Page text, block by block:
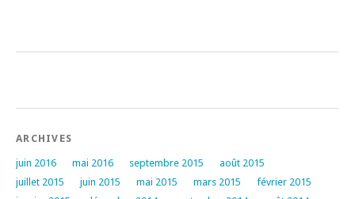
ARCHIVES
juin 2016 mai 2016 septembre 2015
août 2015
juillet 2015
juin 2015 mai 2015 mars 2015
février 2015